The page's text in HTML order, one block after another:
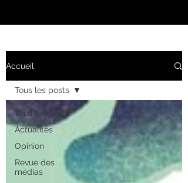
Accueil
Tous les posts
Actualités
Opinion
Revue des
médias
Tous les posts